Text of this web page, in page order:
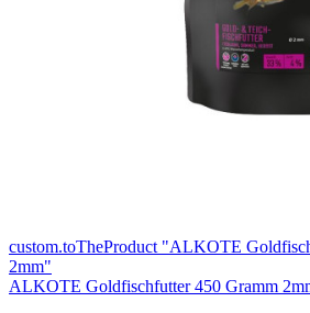
custom.toTheProduct "ALKOTE
2mm"
ALKOTE Goldfischfutter 450 Gramm